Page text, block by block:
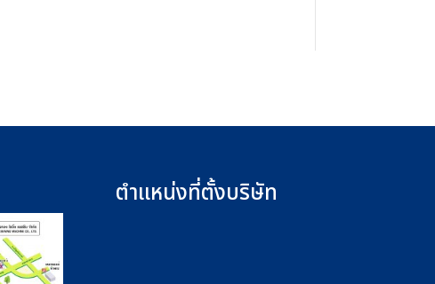
ตำแหน่งที่ตั้งบริษัท